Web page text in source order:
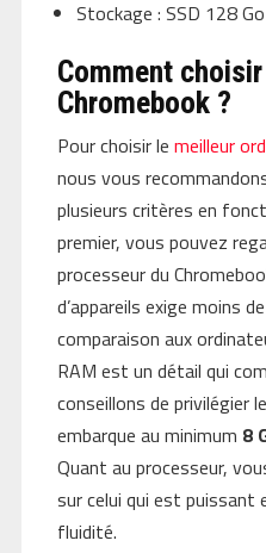
Stockage : SSD 128
Comment
Chromebook ?
Pour choisir le meilleur
nous vous
plusieurs critères en
premier, vous pouvez
processeur du
d’appareils exige moins
comparaison aux
RAM est un détail qui
conseillons de privilégier
embarque au minimum 8
Quant au processeur,
sur celui qui est puissant
fluidité.